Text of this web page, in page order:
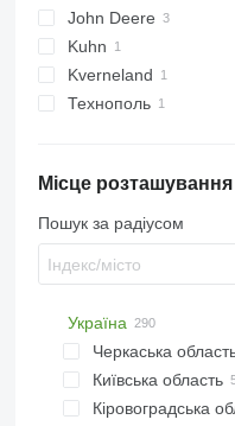
Tiger
John Deere
2210
Kuhn
Kverneland
Технополь
Місце розташування
Пошук за радіусом
Україна
Черкаська
Черкаси
Звенигородка
Київська область
Київ
Кіровоградська